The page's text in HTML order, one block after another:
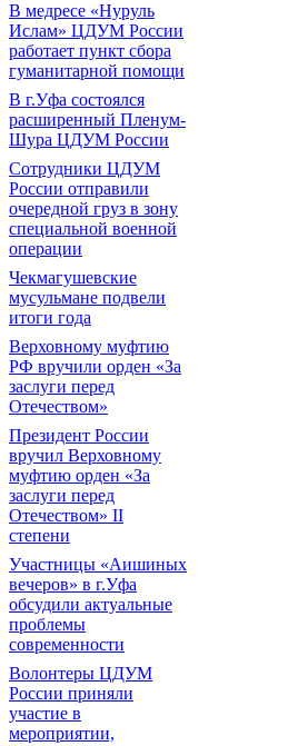
В медресе «Нуруль
Ислам» ЦДУМ России
работает пункт сбора
гуманитарной помощи
В г.Уфа состоялся
расширенный Пленум-
Шура ЦДУМ России
Сотрудники ЦДУМ
России отправили
очередной груз в зону
специальной военной
операции
Чекмагушевские
мусульмане подвели
итоги года
Верховному муфтию
РФ вручили орден «За
заслуги перед
Отечеством»
Президент России
вручил Верховному
муфтию орден «За
заслуги перед
Отечеством» II
степени
Участницы «Аишиных
вечеров» в г.Уфа
обсудили актуальные
проблемы
современности
Волонтеры ЦДУМ
России приняли
участие в
мероприятии,